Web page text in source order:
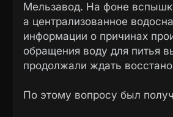
Мельзавод. На фоне
а централизованное
информации о причинах
обращения воду для питья
продолжали ждать
По этому вопросу был